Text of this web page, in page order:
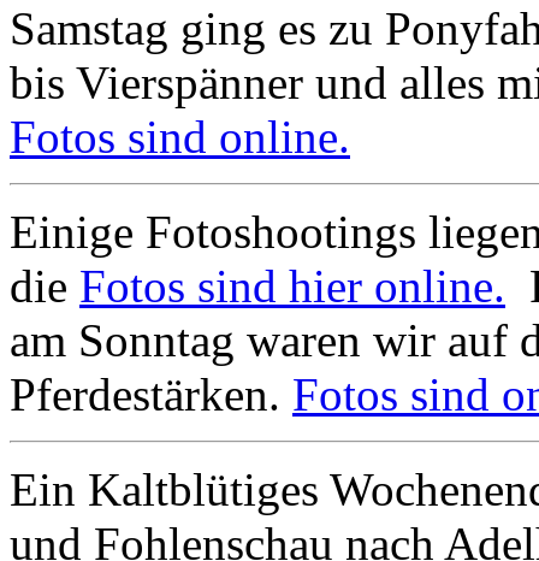
Samstag ging es zu
bis Vierspänner und alles
Fotos sind online.
Einige Fotoshootings
die Fotos sind hier online.
am Sonntag waren wir auf
Pferdestärken. Fotos sind
Ein Kaltblütiges
und Fohlenschau nach